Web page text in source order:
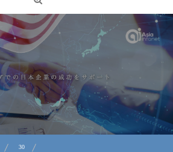
1
及び著作権について
30